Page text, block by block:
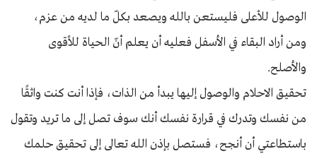
الوصول للأعلى فليستعن بالله ويصعد بكلّ ما لديه من عزم،
ومن أراد البقاء في الأسفل فعليه أن يعلم أنّ الحياة للأقوى
والأصلح.
تحقيق الاحلام والوصول إليها يبدأ من الذات، فإذا أنت كنت واثقًا
من نفسك وتدرك في قرارة نفسك أنك سوف تصل إلى ما تريد وتقول
باستطاعتي أن أنجح، فستصل بإذن الله تعالى إلى تحقيق حلمك